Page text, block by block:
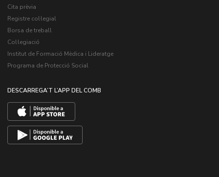
Cita prèvia
Registre col·legial
Borsa de treball
Col·legiació
Institut de Formació Mèdica i Lideratge
Programa de Protecció Social
DESCARREGA’T L’APP DEL COMB